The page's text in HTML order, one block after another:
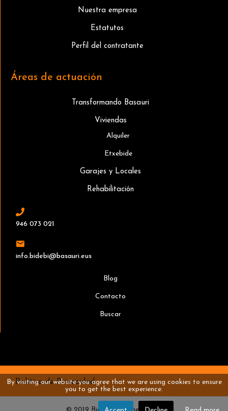
Nuestra empresa
Estatutos
Perfil del contratante
Áreas de actuación
Transformando Basauri
Viviendas
Alquiler
Etxebide
Garajes y Locales
Rehabilitación
946 073 021
info.bidebi@basauri.eus
Blog
Contacto
Buscar
Política de Privacidad
By visiting our website you agree that we are using cookies to ensure
you to get the best experience.